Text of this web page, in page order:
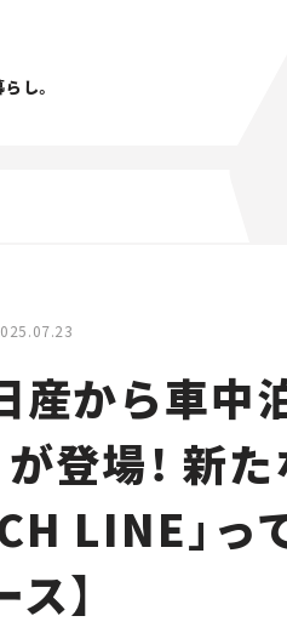
し。
産から車中
が登場！ 新
LINE」っ
】